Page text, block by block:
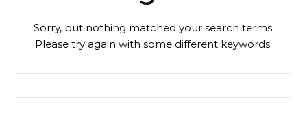
Sorry, but nothing matched your search terms.
Please try again with some different keywords.